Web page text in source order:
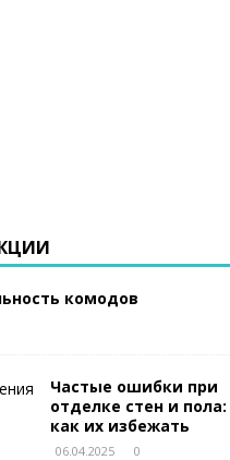
комодов
Частые ошибки при
отделке стен и пола:
как их избежать
06.04.2025 0